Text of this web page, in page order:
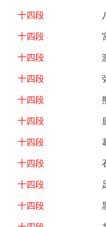
十四段
十四段
十四段
十四段
十四段
十四段
十四段
十四段
十四段
十四段